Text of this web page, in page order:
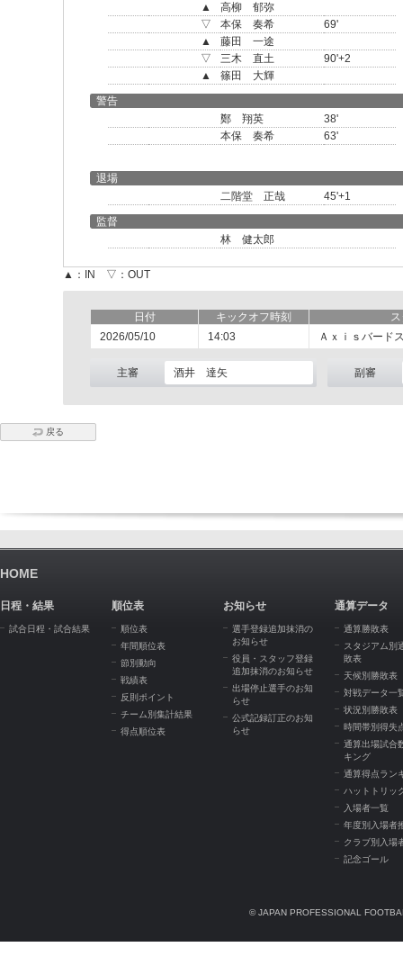
▲
高柳 郁弥
▽
本保 奏希
69'
▲
藤田 一途
▽
三木 直土
90'+2
▲
篠田 大輝
警告
鄭 翔英
38'
本保 奏希
63'
退場
二階堂 正哉
45'+1
監督
林 健太郎
▲：IN ▽：OUT
日付 キックオフ時刻
2026/05/10
14:03 Ａｘｉｓバード
主審 酒井 達矢 副審
戻る
HOME
日程・結果
試合日程・試合結果
順位表
順位表
年間順位表
節別動向
戦績表
反則ポイント
チーム別集計結果
得点順位表
お知らせ
選手登録追加抹消の
お知らせ
役員・スタッフ登録
追加抹消のお知らせ
出場停止選手のお知
らせ
公式記録訂正のお知
らせ
通算データ
通算勝敗表
スタジアム別
敗表
天候別勝敗表
対戦データ一
状況別勝敗表
時間帯別得失
通算出場試合
キング
通算得点ラン
ハットトリッ
入場者一覧
年度別入場者
クラブ別入場
記念ゴール
© JAPAN PROFESSIONAL